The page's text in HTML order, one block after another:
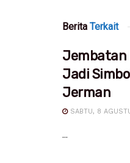
Berita Terkait
Jembatan
Jadi
Jerman
SABTU, 8
...